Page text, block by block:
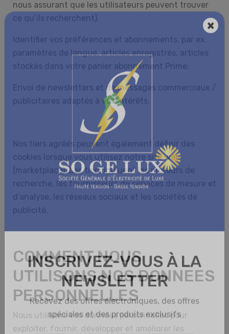
nous assurant que les utilisateurs peuvent trouver
ce qu’ils recherchent).
Identifier vos préférences et abonnements, par ex.
paramètres de langue, articles enregistrés, articles
stockés dans votre panier abonnement Prime;
Envoi de newsletters et de messages commerciaux /
publicitaires adaptés à vos intérêts.
Nos tiers agréés peuvent également définir des
cookies lorsque vous utilisez notre site web
(marketplace). Les tiers incluent les moteurs de
recherche, les fournisseurs de services de mesure et
d’analyse, les réseaux sociaux et les sociétés de
publicité.
COMMENT NOUS
UTILISONS NOS DONNEES
PERSONNELLES
Nous utilisons vos données personnelles pour
exploiter, fournir, développer et améliorer les